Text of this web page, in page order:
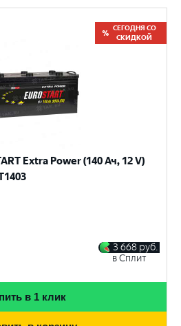
СЕГОДНЯ СО
СКИДКОЙ
Extra Power (140 Ач, 12 V)
3 668 руб.
в Сплит
в 1 клик